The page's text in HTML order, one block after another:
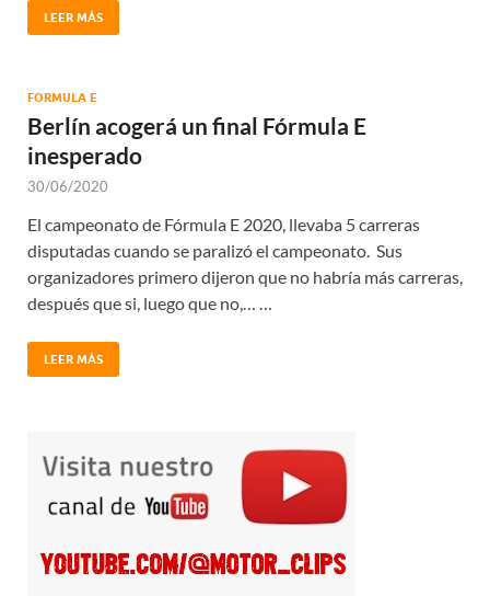
LEER MÁS
FORMULA E
Berlín acogerá un final Fórmula E
inesperado
30/06/2020
El campeonato de Fórmula E 2020, llevaba 5 carreras
disputadas cuando se paralizó el campeonato. Sus
organizadores primero dijeron que no habría más carreras,
después que si, luego que no,… …
LEER MÁS